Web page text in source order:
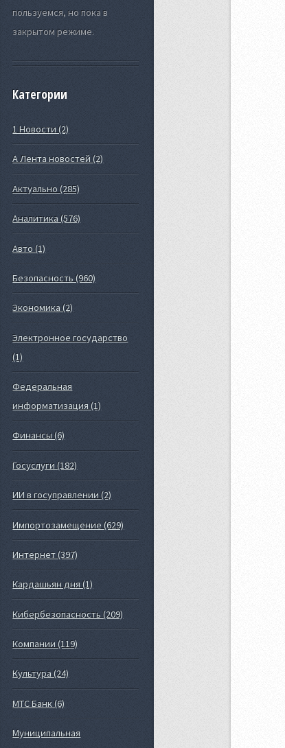
пользуемся, но пока в
закрытом режиме.
Категории
1 Новости (2)
А Лента новостей (2)
Актуально (285)
Аналитика (576)
Авто (1)
Безопасность (960)
Экономика (2)
Электронное государство
(1)
Федеральная
информатизация (1)
Финансы (6)
Госуслуги (182)
ИИ в госуправлении (2)
Импортозамещение (629)
Интернет (397)
Кардашьян дня (1)
Кибербезопасность (209)
Компании (119)
Культура (24)
МТС Банк (6)
Муниципальная